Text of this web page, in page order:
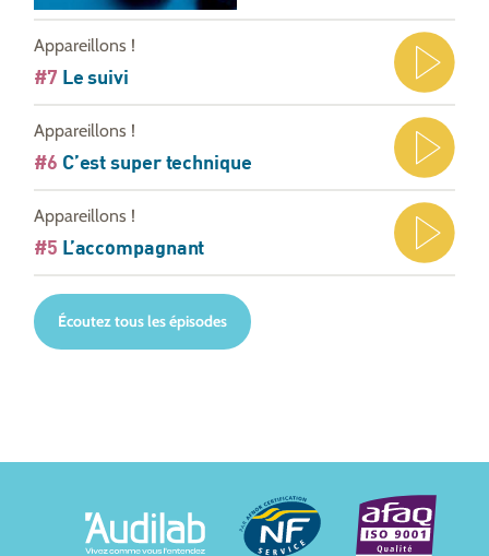
Appareillons !
#7 Le suivi
Appareillons !
#6 C’est super technique
Appareillons !
#5 L’accompagnant
Écoutez tous les épisodes